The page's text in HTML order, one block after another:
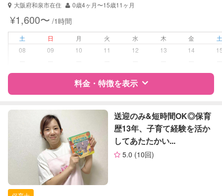
大阪府和泉市在住
0歳4ヶ月〜15歳11ヶ月
¥1,600〜 /1時間
土 日 月 火 水 木 金
08
09 10 11 12 13 14
料金・特徴を表示
特徴 料金 レビュー
サポートの特徴
企業型割引対象(旧内閣府補助対象)
保育士
送迎のみ&短時間OK◎保育
歴13年、子育て経験を活か
してあたたかい...
5.0 (10回)